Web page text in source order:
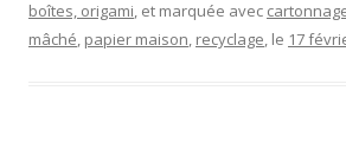
boîtes, origami, et marquée avec
mâché, papier maison, recyclage, le 17